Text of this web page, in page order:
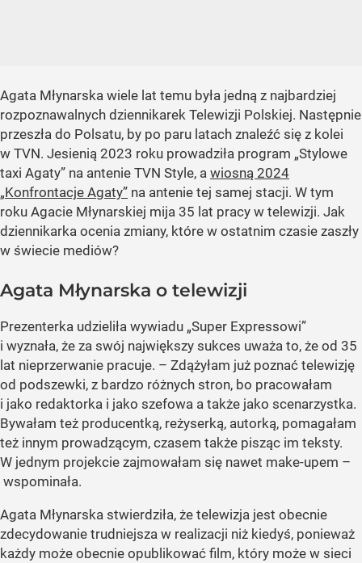
Agata Młynarska wiele lat temu była jedną z najbardziej
rozpoznawalnych dziennikarek Telewizji Polskiej. Następnie
przeszła do Polsatu, by po paru latach znaleźć się z kolei
w TVN. Jesienią 2023 roku prowadziła program „Stylowe
taxi Agaty” na antenie TVN Style, a wiosną 2024
„Konfrontacje Agaty” na antenie tej samej stacji. W tym
roku Agacie Młynarskiej mija 35 lat pracy w telewizji. Jak
dziennikarka ocenia zmiany, które w ostatnim czasie zaszły
w świecie mediów?
Agata Młynarska o telewizji
Prezenterka udzieliła wywiadu „Super Expressowi”
i wyznała, że za swój największy sukces uważa to, że od 35
lat nieprzerwanie pracuje. – Zdążyłam już poznać telewizję
od podszewki, z bardzo różnych stron, bo pracowałam
i jako redaktorka i jako szefowa a także jako scenarzystka.
Bywałam też producentką, reżyserką, autorką, pomagałam
też innym prowadzącym, czasem także pisząc im teksty.
W jednym projekcie zajmowałam się nawet make-upem –
wspominała.
Agata Młynarska stwierdziła, że telewizja jest obecnie
zdecydowanie trudniejsza w realizacji niż kiedyś, ponieważ
każdy może obecnie opublikować film, który może w sieci